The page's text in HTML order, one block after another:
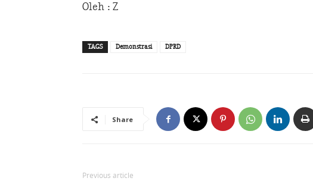
Oleh : Z
TAGS Demonstrasi DPRD
Share
Previous article